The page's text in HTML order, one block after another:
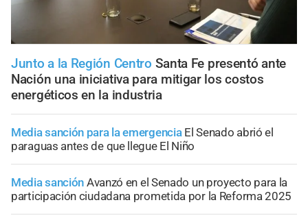
Junto a la Región Centro Santa Fe presentó ante
Nación una iniciativa para mitigar los costos
energéticos en la industria
Media sanción para la emergencia El Senado abrió el
paraguas antes de que llegue El Niño
Media sanción Avanzó en el Senado un proyecto para la
participación ciudadana prometida por la Reforma 2025